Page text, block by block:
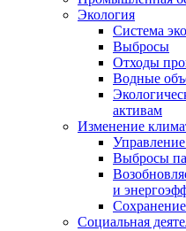
Экология
Система
Выбросы
Отходы
Водные
активам
Изменение
Выбросы
и
Социальная